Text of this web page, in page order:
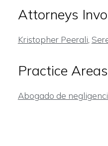
Attorneys
Kristopher Peerali
Practice Areas
Abogado de